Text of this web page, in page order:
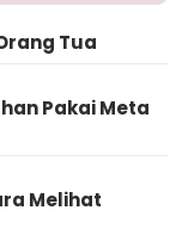
Tua
Pakai Meta
Melihat